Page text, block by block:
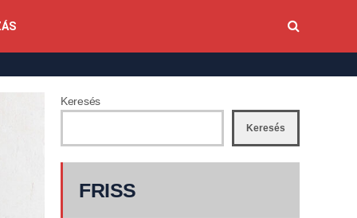
Keresés
Keresés
FRISS